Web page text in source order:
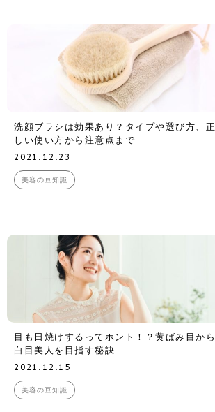
洗顔ブラシは効果あり？タイプや選び方、正
しい使い方から注意点まで
2021.12.23
美容の豆知識
目も日焼けするってホント！？黄ばみ目から
白目美人を目指す秘訣
2021.12.15
美容の豆知識